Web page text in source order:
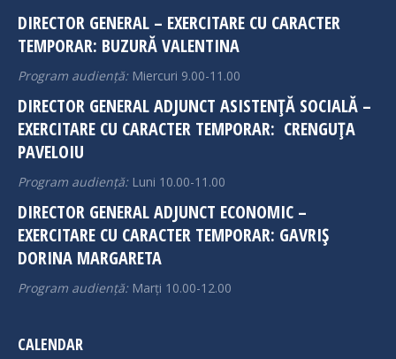
new
window
new
window
DIRECTOR GENERAL – EXERCITARE CU CARACTER
TEMPORAR: BUZURĂ VALENTINA
Program audiență: Miercuri 9.00-11.00
DIRECTOR GENERAL ADJUNCT ASISTENȚĂ SOCIALĂ –
EXERCITARE CU CARACTER TEMPORAR: CRENGUȚA
PAVELOIU
Program audiență: Luni 10.00-11.00
DIRECTOR GENERAL ADJUNCT ECONOMIC –
EXERCITARE CU CARACTER TEMPORAR: GAVRIȘ
DORINA MARGARETA
Program audiență: Marți 10.00-12.00
CALENDAR